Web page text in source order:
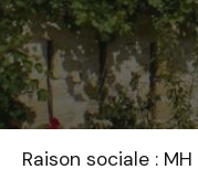
Raison sociale :